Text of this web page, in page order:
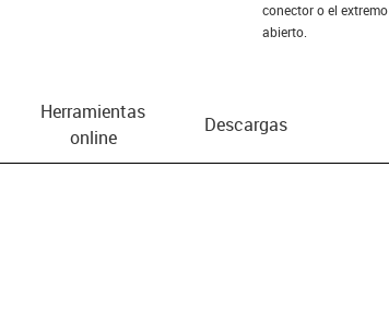
conector o el extremo
abierto.
Herramientas
online
Descargas